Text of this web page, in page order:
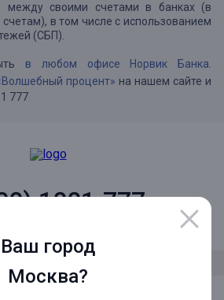
Ваш город
Москва?
между своими счетами в банках (в
счетам), в том числе с использованием
(СБП).
в любом офисе Норвик Банка
процент» на нашем сайте и
777
1001-777